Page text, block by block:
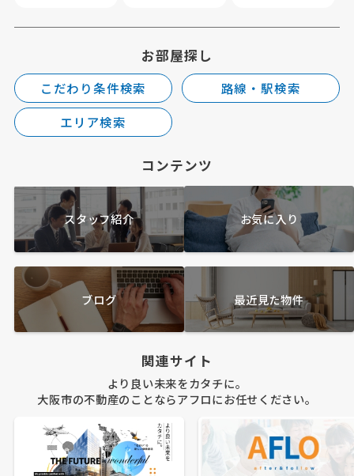
お部屋探し
こだわり条件検索
路線・駅検索
エリア検索
コンテンツ
スタッフ紹介 お気に入り
ブログ 最近見た物件
関連サイト
より良い未来をカタチに。
大阪市の不動産のことならアフロにお任せください。